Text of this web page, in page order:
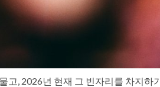
고, 2026년 현재 그 빈자리를 차지하